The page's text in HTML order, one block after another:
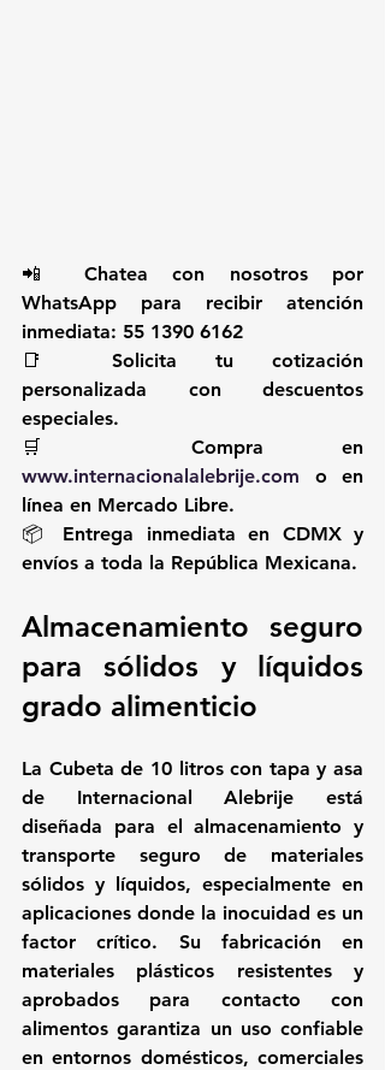
📲 Chatea con nosotros por
WhatsApp para recibir atención
inmediata: 55 1390 6162
📑 Solicita tu cotización
personalizada con descuentos
especiales.
www.internacionalalebrije.com o en
línea en Mercado Libre.
📦 Entrega inmediata en CDMX y
envíos a toda la República Mexicana.
Almacenamiento seguro
para sólidos y líquidos
grado alimenticio
La Cubeta de 10 litros con tapa y asa
de Internacional Alebrije está
diseñada para el almacenamiento y
transporte seguro de materiales
sólidos y líquidos, especialmente en
aplicaciones donde la inocuidad es un
factor crítico. Su fabricación en
materiales plásticos resistentes y
aprobados para contacto con
alimentos garantiza un uso confiable
en entornos domésticos, comerciales